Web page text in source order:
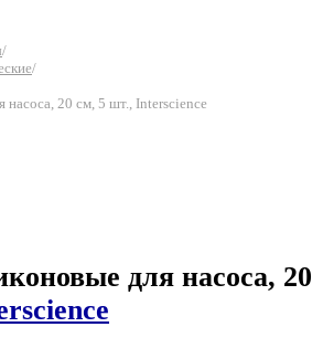
/
/
насоса, 20 см, 5 шт., Interscience
для насоса, 20